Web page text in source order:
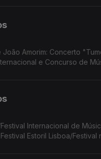
João Amorim: Concerto
e Concurso de
Internacional de
Estoril Lisboa/